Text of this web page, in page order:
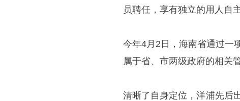
员聘任，享有独立的用人自
今年4月2日，海南省通过一
属于省、市两级政府的相关
清晰了自身定位，洋浦先后